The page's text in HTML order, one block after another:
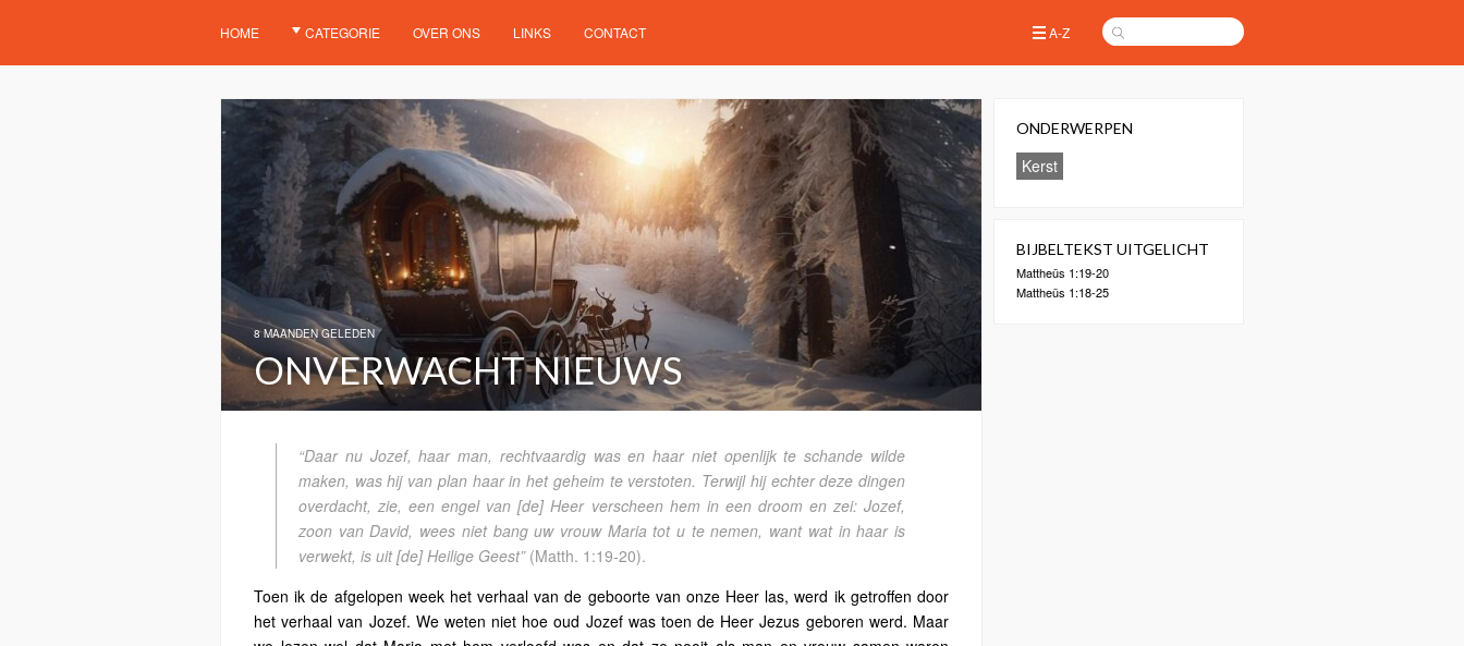
HOME CATEGORIE OVER ONS LINKS CONTACT A-Z
8 MAANDEN GELEDEN
ONVERWACHT NIEUWS
“Daar nu Jozef, haar man, rechtvaardig was en haar niet openlijk te schande wilde
maken, was hij van plan haar in het geheim te verstoten. Terwijl hij echter deze dingen
overdacht, zie, een engel van [de] Heer verscheen hem in een droom en zei: Jozef,
zoon van David, wees niet bang uw vrouw Maria tot u te nemen, want wat in haar is
verwekt, is uit [de] Heilige Geest” (Matth. 1:19-20).
Toen ik de afgelopen week het verhaal van de geboorte van onze Heer las, werd ik getroffen door
het verhaal van Jozef. We weten niet hoe oud Jozef was toen de Heer Jezus geboren werd. Maar
ONDERWERPEN
Kerst
BIJBELTEKST UITGELICHT
Mattheüs 1:19-20
Mattheüs 1:18-25